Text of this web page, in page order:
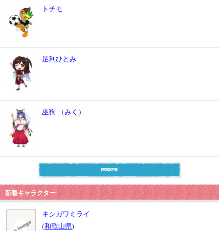
トチモ
足利ひとみ
巫狗 （みく）
新着キャラクター
キシガワミライ
(和歌山県)